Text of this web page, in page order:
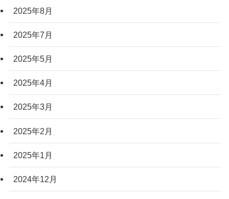
2025年8月
2025年7月
2025年5月
2025年4月
2025年3月
2025年2月
2025年1月
2024年12月